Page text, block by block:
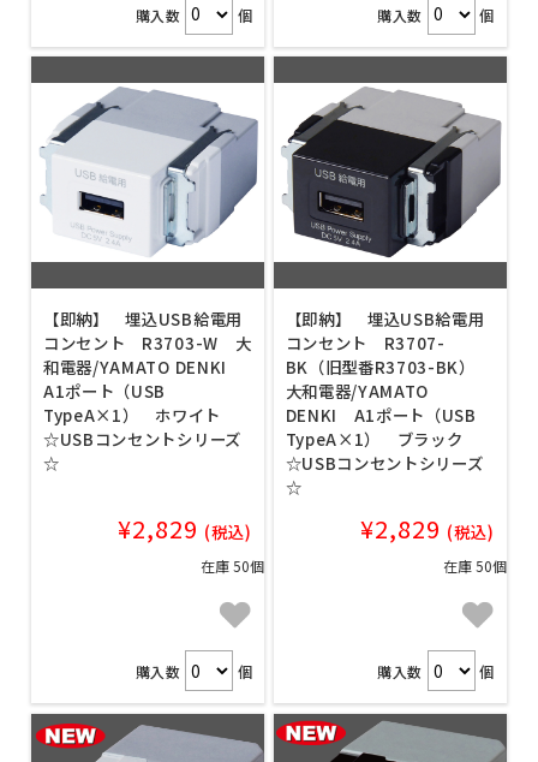
購入数 個 購入数 個
【即納】 埋込USB給電用
コンセント R3703-W 大
和電器/YAMATO DENKI
A1ポート（USB
TypeA×1） ホワイト
☆USBコンセントシリーズ
☆
¥2,829 (税込)
在庫 50個
購入数 個
【即納】 埋込USB給電用
コンセント R3707-
BK（旧型番R3703-BK）
大和電器/YAMATO
DENKI A1ポート（USB
TypeA×1） ブラック
☆USBコンセントシリーズ
☆
¥2,829 (税込)
在庫 50個
購入数 個